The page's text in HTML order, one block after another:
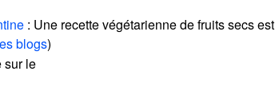
: Une recette végétarienne de fruits secs est
blogs)
sur le